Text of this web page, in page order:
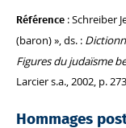
Référence : Schreiber
(baron) », ds. :
Figures du judaïsme
Larcier s.a., 2002, p.
Hommages